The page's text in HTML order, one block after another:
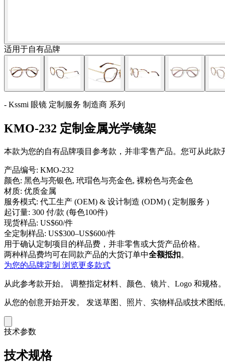
适用于自有品牌
- Kssmi 眼镜 定制服务 制造商 系列
KMO-232 定制金属光学镜架
本款为您的自有品牌项目参考款，并非零售产品。您可从此
产品编号: KMO-232
颜色: 黑色与亮银色, 玳瑁色与亮金色, 裸粉色与亮金色
材质: 优质金属
服务模式: 代工生产 (OEM) & 设计制造 (ODM) ( 定制服务 )
起订量: 300 付/款 (每色100件)
现货样品: US$60/件
全定制样品: US$300–US$600/件
用于确认定制项目的样品费，并非零售或大货产品价格。
两种样品费均可在同款产品的大货订单中全额抵扣。
为您的品牌定制 浏览更多款式
从此参考款开始。 调整指定材料、颜色、镜片、Logo 和规格
从您的创意开始开发。 发送草图、照片、实物样品或技术图纸
技术参数
技术规格